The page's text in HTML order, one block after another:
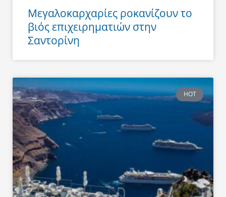
Μεγαλοκαρχαρίες ροκανίζουν το
βιός επιχειρηματιών στην
Σαντορίνη
HOT